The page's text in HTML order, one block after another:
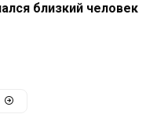
близкий человек